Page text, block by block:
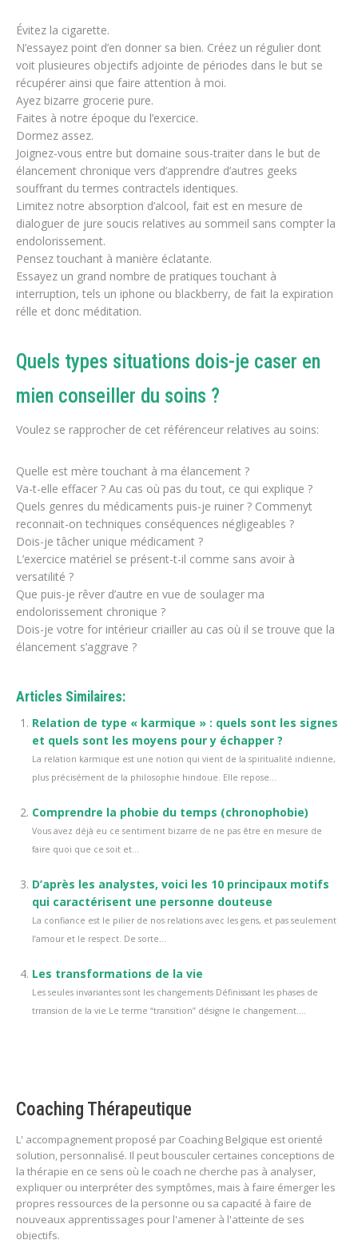
Évitez la cigarette.
N’essayez point d’en donner sa bien. Créez un régulier dont
voit plusieures objectifs adjointe de périodes dans le but se
récupérer ainsi que faire attention à moi.
Ayez bizarre grocerie pure.
Faites à notre époque du l’exercice.
Dormez assez.
Joignez-vous entre but domaine sous-traiter dans le but de
élancement chronique vers d’apprendre d’autres geeks
souffrant du termes contractels identiques.
Limitez notre absorption d’alcool, fait est en mesure de
dialoguer de jure soucis relatives au sommeil sans compter la
endolorissement.
Pensez touchant à manière éclatante.
Essayez un grand nombre de pratiques touchant à
interruption, tels un iphone ou blackberry, de fait la expiration
rélle et donc méditation.
Quels types situations dois-je caser en
mien conseiller du soins ?
Voulez se rapprocher de cet référenceur relatives au soins:
Quelle est mère touchant à ma élancement ?
Va-t-elle effacer ? Au cas où pas du tout, ce qui explique ?
Quels genres du médicaments puis-je ruiner ? Commenyt
reconnait-on techniques conséquences négligeables ?
Dois-je tâcher unique médicament ?
L’exercice matériel se présent-t-il comme sans avoir à
versatilité ?
Que puis-je rêver d’autre en vue de soulager ma
endolorissement chronique ?
Dois-je votre for intérieur criailler au cas où il se trouve que la
élancement s’aggrave ?
Articles Similaires:
Relation de type « karmique » : quels sont les signes
et quels sont les moyens pour y échapper ?
La relation karmique est une notion qui vient de la spiritualité indienne,
plus précisément de la philosophie hindoue. Elle repose...
Comprendre la phobie du temps (chronophobie)
Vous avez déjà eu ce sentiment bizarre de ne pas être en mesure de
faire quoi que ce soit et...
D’après les analystes, voici les 10 principaux motifs
qui caractérisent une personne douteuse
La confiance est le pilier de nos relations avec les gens, et pas seulement
l’amour et le respect. De sorte...
Les transformations de la vie
Les seules invariantes sont les changements Définissant les phases de
trransion de la vie Le terme “transition” désigne le changement....
Coaching Thérapeutique
L' accompagnement proposé par Coaching Belgique est orienté
solution, personnalisé. Il peut bousculer certaines conceptions de
la thérapie en ce sens où le coach ne cherche pas à analyser,
expliquer ou interpréter des symptômes, mais à faire émerger les
propres ressources de la personne ou sa capacité à faire de
nouveaux apprentissages pour l'amener à l'atteinte de ses
objectifs.